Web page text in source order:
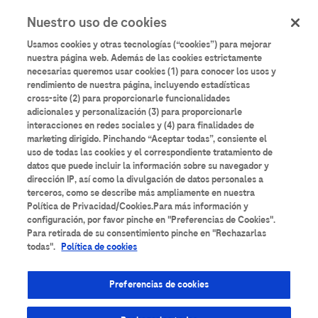
contenido
principal
User
account
menu
Iniciar sesión
AularioRoche
Todos los contenidos Anatomía Patológica
Área de Suero Bancos de Sangre Bioquímica
Cardiología Coagulación Diabetes
Nuestro uso de cookies
Usamos cookies y otras tecnologías (“cookies”) para mejorar
nuestra página web. Además de las cookies estrictamente
necesarias queremos usar cookies (1) para conocer los usos y
rendimiento de nuestra página, incluyendo estadísticas
cross-site (2) para proporcionarle funcionalidades
adicionales y personalización (3) para proporcionarle
interacciones en redes sociales y (4) para finalidades de
marketing dirigido. Pinchando “Aceptar todas”, consiente el
uso de todas las cookies y el correspondiente tratamiento de
datos que puede incluir la información sobre su navegador y
dirección IP, así como la divulgación de datos personales a
terceros, como se describe más ampliamente en nuestra
Política de Privacidad/Cookies.Para más información y
configuración, por favor pinche en "Preferencias de Cookies".
Para retirada de su consentimiento pinche en "Rechazarlas
todas". Política de cookies
Preferencias de cookies